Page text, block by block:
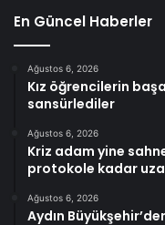
En Güncel Haberler
Ağustos 6, 2026
Kız öğrencilerin
sansürlediler
Ağustos 6, 2026
Kriz adam yine
protokole kadar
Ağustos 6, 2026
Aydın